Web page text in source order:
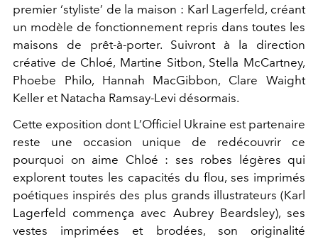
premier ‘styliste’ de la maison : Karl Lagerfeld, créant
un modèle de fonctionnement repris dans toutes les
maisons de prêt-à-porter. Suivront à la direction
créative de Chloé, Martine Sitbon, Stella McCartney,
Phoebe Philo, Hannah MacGibbon, Clare Waight
Keller et Natacha Ramsay-Levi désormais.
Cette exposition dont L’Officiel Ukraine est partenaire
reste une occasion unique de redécouvrir ce
pourquoi on aime Chloé : ses robes légères qui
explorent toutes les capacités du flou, ses imprimés
poétiques inspirés des plus grands illustrateurs (Karl
Lagerfeld commença avec Aubrey Beardsley), ses
vestes imprimées et brodées, son originalité